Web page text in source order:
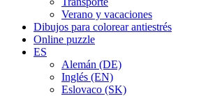
Verano y vacaciones
Dibujos para colorear antiestrés
Online puzzle
ES
Alemán (DE)
Inglés (EN)
Eslovaco (SK)